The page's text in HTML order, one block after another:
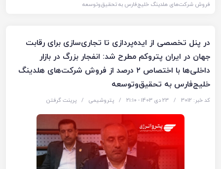
فروش شرکت‌های هلدینگ خلیج‌فارس به تحقیق‌وتوسعه
در پنل تخصصی از ایده‌پردازی تا تجاری‌سازی برای رقابت
جهان در ایران پتروکم مطرح شد: انفجار بزرگ در بازار
داخلی‌ها با اختصاص ۲ درصد از فروش شرکت‌های هلدینگ
خلیج‌فارس به تحقیق‌وتوسعه
کد خبر: 3012 / 23 دی 1403 - ۲۱:۱۰ / پتروشیمی / پرینت گرفتن